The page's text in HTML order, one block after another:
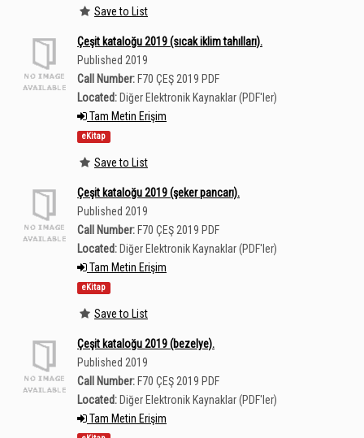
Save to List
Çeşit kataloğu 2019 (sıcak iklim tahılları).
Published 2019
Call Number: F70 ÇEŞ 2019 PDF
Located: Diğer Elektronik Kaynaklar (PDF'ler)
Tam Metin Erişim
eKitap
Save to List
Çeşit kataloğu 2019 (şeker pancarı).
Published 2019
Call Number: F70 ÇEŞ 2019 PDF
Located: Diğer Elektronik Kaynaklar (PDF'ler)
Tam Metin Erişim
eKitap
Save to List
Çeşit kataloğu 2019 (bezelye).
Published 2019
Call Number: F70 ÇEŞ 2019 PDF
Located: Diğer Elektronik Kaynaklar (PDF'ler)
Tam Metin Erişim